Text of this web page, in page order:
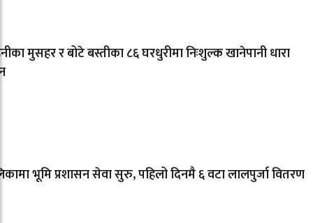
मुसहर र बोटे बस्तीका ८६ घरधुरीमा निःशुल्क खानेपानी धारा
भूमि प्रशासन सेवा सुरु, पहिलो दिनमै ६ वटा लालपुर्जा वितरण